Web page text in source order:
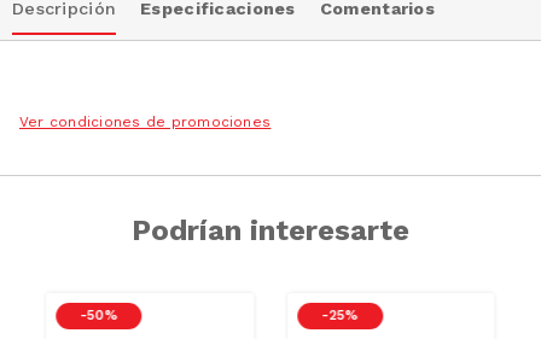
Descripción Especificaciones Comentarios
Ver condiciones de promociones
Podrían interesarte
-50 % -25 %